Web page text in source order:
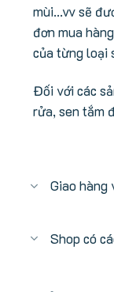
mùi...vv sẽ
đơn mua
của từng loại
Đối với các
rửa, sen tắm
Giao hàng
Shop có